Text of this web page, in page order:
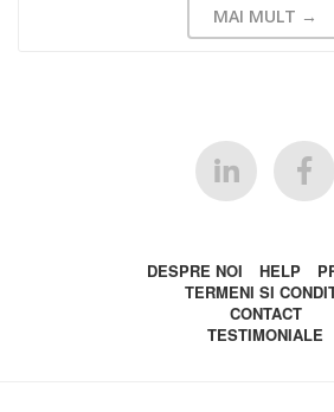
MAI MULT →
DESPRE NOI HELP
TERMENI SI
CONTACT
TESTIMONIALE